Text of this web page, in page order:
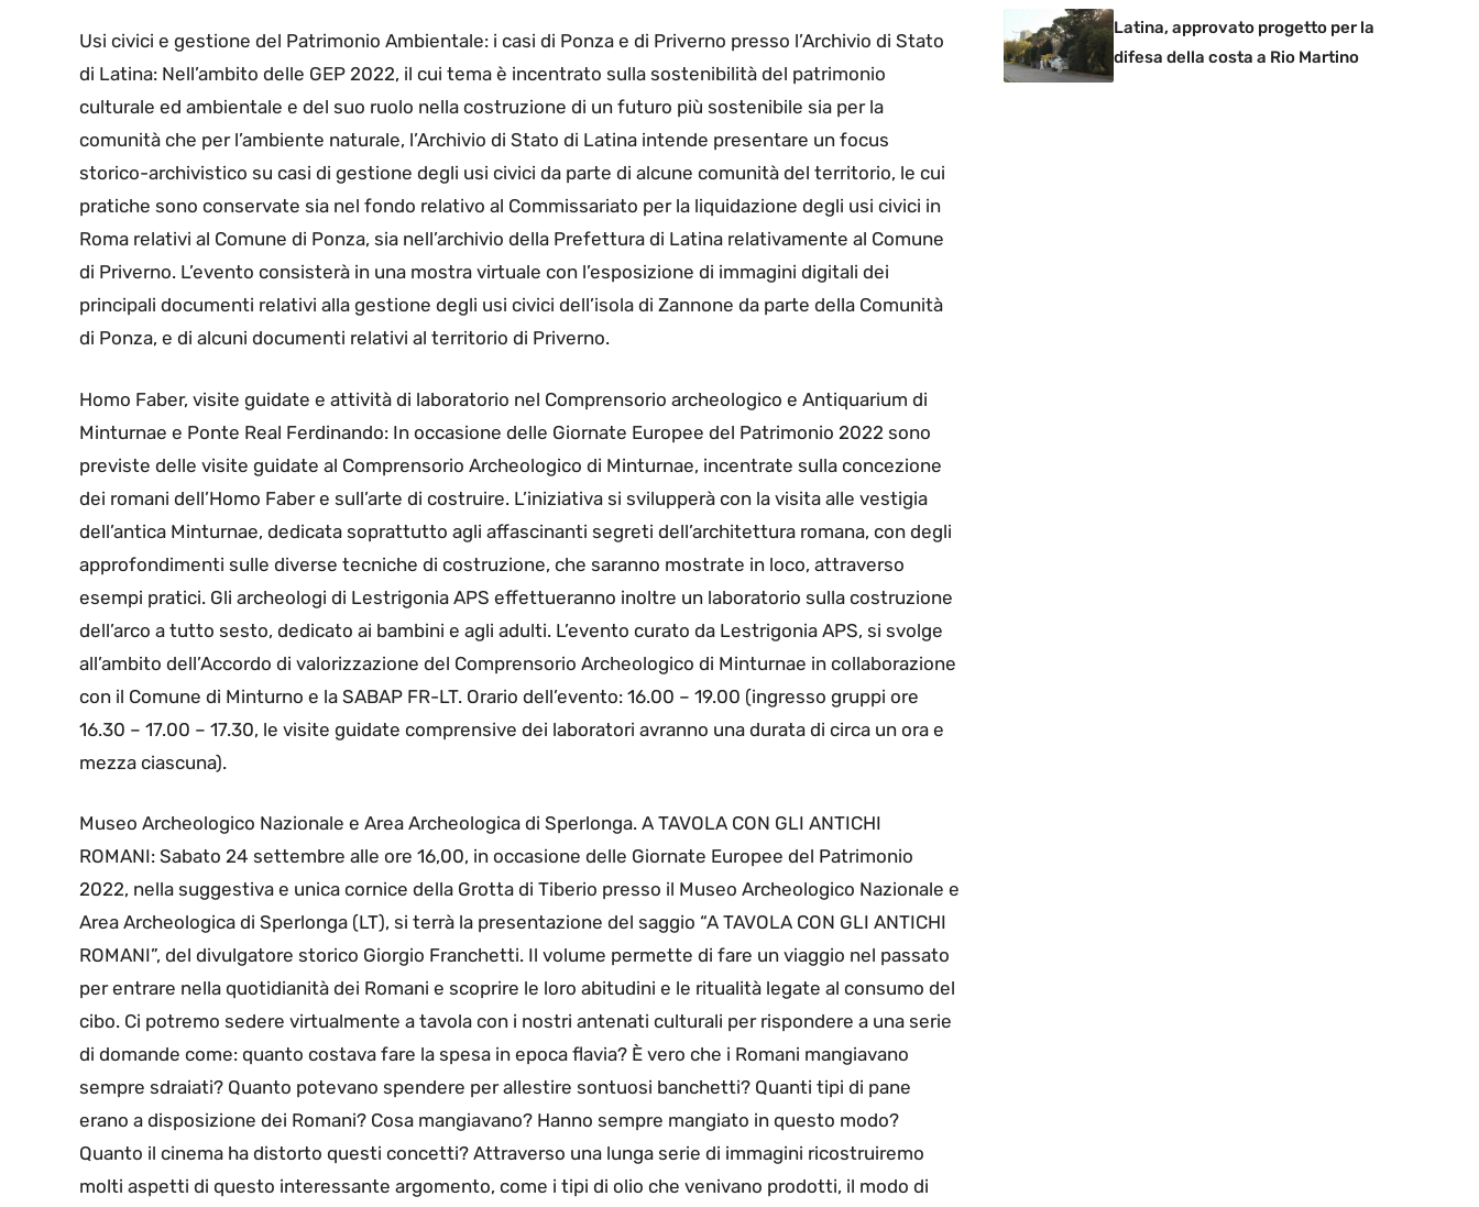
Usi civici e gestione del Patrimonio Ambientale: i casi di Ponza e di Priverno presso l’Archivio di Stato
di Latina: Nell’ambito delle GEP 2022, il cui tema è incentrato sulla sostenibilità del patrimonio
culturale ed ambientale e del suo ruolo nella costruzione di un futuro più sostenibile sia per la
comunità che per l’ambiente naturale, l’Archivio di Stato di Latina intende presentare un focus
storico-archivistico su casi di gestione degli usi civici da parte di alcune comunità del territorio, le cui
pratiche sono conservate sia nel fondo relativo al Commissariato per la liquidazione degli usi civici in
Roma relativi al Comune di Ponza, sia nell’archivio della Prefettura di Latina relativamente al Comune
di Priverno. L’evento consisterà in una mostra virtuale con l’esposizione di immagini digitali dei
principali documenti relativi alla gestione degli usi civici dell’isola di Zannone da parte della Comunità
di Ponza, e di alcuni documenti relativi al territorio di Priverno.
Homo Faber, visite guidate e attività di laboratorio nel Comprensorio archeologico e Antiquarium di
Minturnae e Ponte Real Ferdinando: In occasione delle Giornate Europee del Patrimonio 2022 sono
previste delle visite guidate al Comprensorio Archeologico di Minturnae, incentrate sulla concezione
dei romani dell’Homo Faber e sull’arte di costruire. L’iniziativa si svilupperà con la visita alle vestigia
dell’antica Minturnae, dedicata soprattutto agli affascinanti segreti dell’architettura romana, con degli
approfondimenti sulle diverse tecniche di costruzione, che saranno mostrate in loco, attraverso
esempi pratici. Gli archeologi di Lestrigonia APS effettueranno inoltre un laboratorio sulla costruzione
dell’arco a tutto sesto, dedicato ai bambini e agli adulti. L’evento curato da Lestrigonia APS, si svolge
all’ambito dell’Accordo di valorizzazione del Comprensorio Archeologico di Minturnae in collaborazione
con il Comune di Minturno e la SABAP FR-LT. Orario dell’evento: 16.00 – 19.00 (ingresso gruppi ore
16.30 – 17.00 – 17.30, le visite guidate comprensive dei laboratori avranno una durata di circa un ora e
mezza ciascuna).
Museo Archeologico Nazionale e Area Archeologica di Sperlonga. A TAVOLA CON GLI ANTICHI
ROMANI: Sabato 24 settembre alle ore 16,00, in occasione delle Giornate Europee del Patrimonio
2022, nella suggestiva e unica cornice della Grotta di Tiberio presso il Museo Archeologico Nazionale e
Area Archeologica di Sperlonga (LT), si terrà la presentazione del saggio “A TAVOLA CON GLI ANTICHI
ROMANI”, del divulgatore storico Giorgio Franchetti. Il volume permette di fare un viaggio nel passato
per entrare nella quotidianità dei Romani e scoprire le loro abitudini e le ritualità legate al consumo del
cibo. Ci potremo sedere virtualmente a tavola con i nostri antenati culturali per rispondere a una serie
di domande come: quanto costava fare la spesa in epoca flavia? È vero che i Romani mangiavano
sempre sdraiati? Quanto potevano spendere per allestire sontuosi banchetti? Quanti tipi di pane
erano a disposizione dei Romani? Cosa mangiavano? Hanno sempre mangiato in questo modo?
Quanto il cinema ha distorto questi concetti? Attraverso una lunga serie di immagini ricostruiremo
molti aspetti di questo interessante argomento, come i tipi di olio che venivano prodotti, il modo di
Latina, approvato progetto per la
difesa della costa a Rio Martino